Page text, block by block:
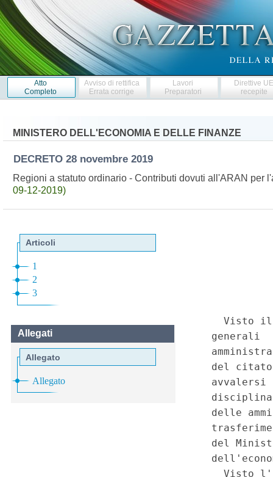
Atto
Completo
Avviso di rettifica
Errata corrige
Lavori
Preparatori
Direttive
recepite
MINISTERO DELL'ECONOMIA E DELLE FINANZE
DECRETO 28 novembre 2019
Regioni a statuto ordinario - Contributi dovuti all'ARAN per
09-12-2019)